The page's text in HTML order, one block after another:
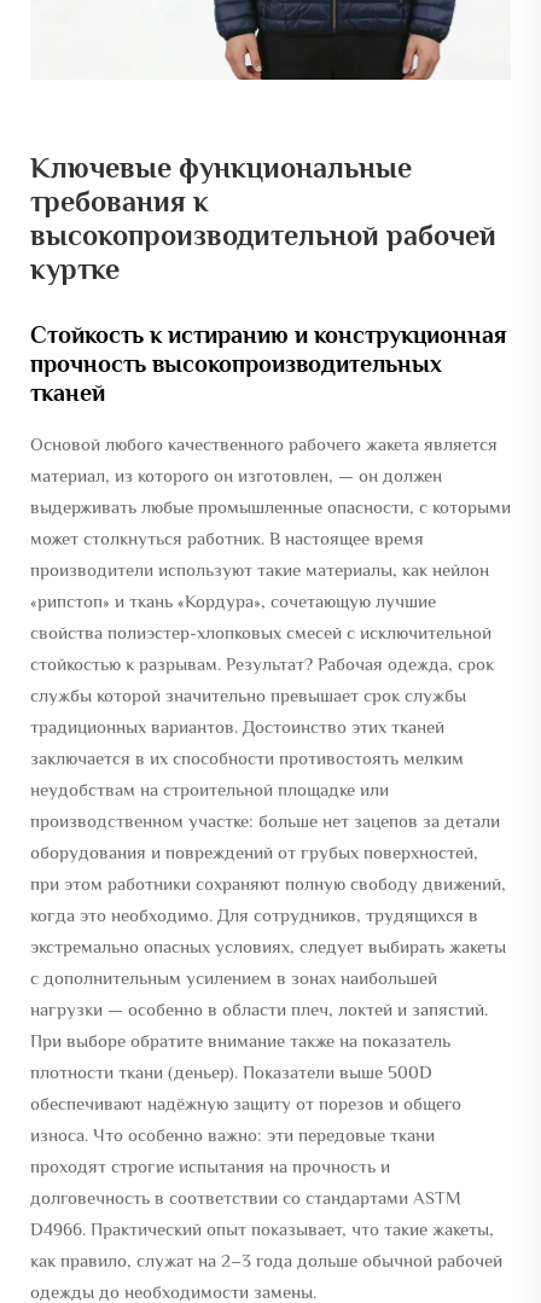
Ключевые функциональные
требования к
высокопроизводительной рабочей
куртке
Стойкость к истиранию и конструкционная
прочность высокопроизводительных
тканей
Основой любого качественного рабочего жакета является
материал, из которого он изготовлен, — он должен
выдерживать любые промышленные опасности, с которыми
может столкнуться работник. В настоящее время
производители используют такие материалы, как нейлон
«рипстоп» и ткань «Кордура», сочетающую лучшие
свойства полиэстер-хлопковых смесей с исключительной
стойкостью к разрывам. Результат? Рабочая одежда, срок
службы которой значительно превышает срок службы
традиционных вариантов. Достоинство этих тканей
заключается в их способности противостоять мелким
неудобствам на строительной площадке или
производственном участке: больше нет зацепов за детали
оборудования и повреждений от грубых поверхностей,
при этом работники сохраняют полную свободу движений,
когда это необходимо. Для сотрудников, трудящихся в
экстремально опасных условиях, следует выбирать жакеты
с дополнительным усилением в зонах наибольшей
нагрузки — особенно в области плеч, локтей и запястий.
При выборе обратите внимание также на показатель
плотности ткани (деньер). Показатели выше 500D
обеспечивают надёжную защиту от порезов и общего
износа. Что особенно важно: эти передовые ткани
проходят строгие испытания на прочность и
долговечность в соответствии со стандартами ASTM
D4966. Практический опыт показывает, что такие жакеты,
как правило, служат на 2–3 года дольше обычной рабочей
одежды до необходимости замены.